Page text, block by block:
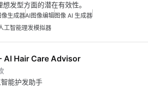
发型方面的潜在有效性。
生成器AI图像编辑图像 AI 生成器
工智能理发模拟器
AI Hair Care Advisor
能护发助手